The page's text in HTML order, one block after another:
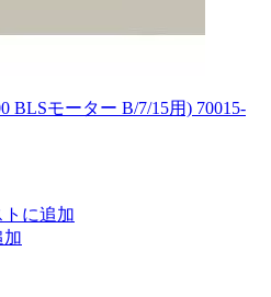
BLSモーター B/7/15用) 70015-
に追加
加